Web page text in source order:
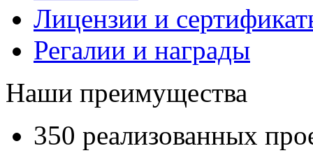
Лицензии и
Регалии и награды
Наши преимущества
350 реализованных